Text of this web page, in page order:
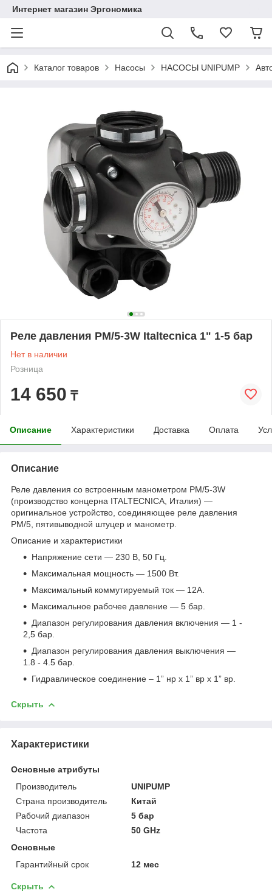
Интернет магазин Эргономика
Каталог товаров Насосы НАСОСЫ UNIPUMP
Реле давления PM/5-3W Italtecnica 1" 1-5 бар
Нет в наличии
Розница
14 650 ₸
Описание Характеристики Доставка Оплата
Описание
Реле давления со встроенным манометром PM/5-3W
(производство концерна ITALTECNICA, Италия) —
оригинальное устройство, соединяющее реле давления
РМ/5, пятивыводной штуцер и манометр.
Описание и характеристики
Напряжение сети — 230 В, 50 Гц.
Максимальная мощность — 1500 Вт.
Максимальный коммутируемый ток — 12A.
Максимальное рабочее давление — 5 бар.
Диапазон регулирования давления включения — 1 -
2,5 бар.
Диапазон регулирования давления выключения —
1.8 - 4.5 бар.
Гидравлическое соединение – 1” нр х 1” вр х 1” вр.
Скрыть
Характеристики
Основные атрибуты
Производитель
UNIPUMP
Страна производитель
Китай
Рабочий диапазон
5 бар
Частота
50 GHz
Основные
Гарантийный срок
12 мес
Скрыть